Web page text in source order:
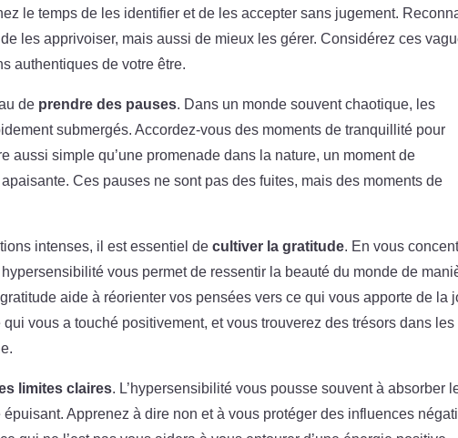
le temps de les identifier et de les accepter sans jugement.
les apprivoiser, mais aussi de mieux les gérer. Considérez ces
authentiques de votre être.
de prendre des pauses. Dans un monde souvent chaotique, les
submergés. Accordez-vous des moments de tranquillité pour
aussi simple qu’une promenade dans la nature, un moment de
Ces pauses ne sont pas des fuites, mais des moments de
intenses, il est essentiel decultiver la gratitude. En vous
vous permet de ressentir la beauté du monde de
aide à réorienter vos pensées vers ce qui vous apporte de la
vous a touché positivement, et vous trouverez des trésors dans les
limites claires. L’hypersensibilité vous pousse souvent à absorber
Apprenez à dire non et à vous protéger des influences